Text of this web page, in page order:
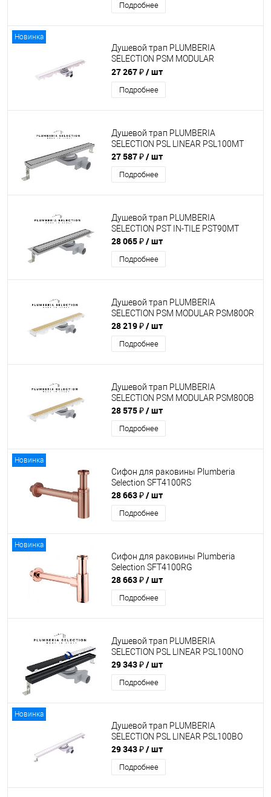
Подробнее
Новинка
Душевой трап PLUMBERIA
SELECTION PSM MODULAR
PSM120BO
27 267 ₽/ шт
Подробнее
Душевой трап PLUMBERIA
SELECTION PSL LINEAR PSL100MT
27 587 ₽/ шт
Подробнее
Душевой трап PLUMBERIA
SELECTION PST IN-TILE PST90MT
28 065 ₽/ шт
Подробнее
Душевой трап PLUMBERIA
SELECTION PSM MODULAR PSM80OR
28 219 ₽/ шт
Подробнее
Душевой трап PLUMBERIA
SELECTION PSM MODULAR PSM80OB
28 575 ₽/ шт
Подробнее
Новинка
Сифон для раковины Plumberia
Selection SFT4100RS
28 663 ₽/ шт
Подробнее
Новинка
Сифон для раковины Plumberia
Selection SFT4100RG
28 663 ₽/ шт
Подробнее
Душевой трап PLUMBERIA
SELECTION PSL LINEAR PSL100NO
29 343 ₽/ шт
Подробнее
Новинка
Душевой трап PLUMBERIA
SELECTION PSL LINEAR PSL100BO
29 343 ₽/ шт
Подробнее